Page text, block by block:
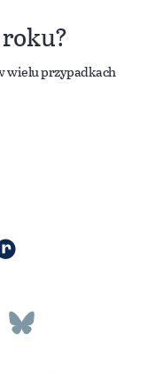
wielu przypadkach